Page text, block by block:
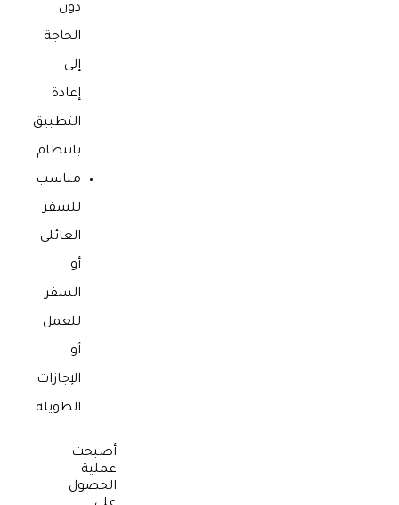
دون
الحاجة
إلى
إعادة
التطبيق
بانتظام
مناسب
للسفر
العائلي
أو
السفر
للعمل
أو
الإجازات
الطويلة
أصبحت
عملية
الحصول